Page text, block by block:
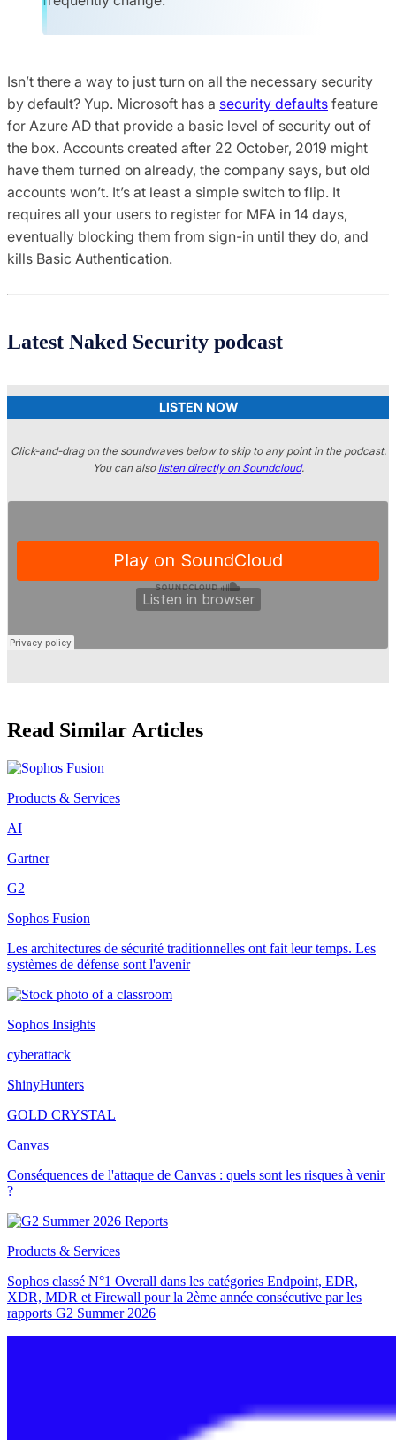
Isn’t there a way to just turn on all the necessary security
by default? Yup. Microsoft has a security defaults feature
for Azure AD that provide a basic level of security out of
the box. Accounts created after 22 October, 2019 might
have them turned on already, the company says, but old
accounts won’t. It’s at least a simple switch to flip. It
requires all your users to register for MFA in 14 days,
eventually blocking them from sign-in until they do, and
kills Basic Authentication.
Latest Naked Security podcast
LISTEN NOW
Click-and-drag on the soundwaves below to skip to any point in the podcast.
You can also listen directly on Soundcloud.
Read Similar Articles
Products & Services
AI
Gartner
G2
Sophos Fusion
Les architectures de sécurité traditionnelles ont fait leur temps. Les
systèmes de défense sont l'avenir
Sophos Insights
cyberattack
ShinyHunters
GOLD CRYSTAL
Canvas
Conséquences de l'attaque de Canvas : quels sont les risques à venir
?
Products & Services
Sophos classé N°1 Overall dans les catégories Endpoint, EDR,
XDR, MDR et Firewall pour la 2ème année consécutive par les
rapports G2 Summer 2026